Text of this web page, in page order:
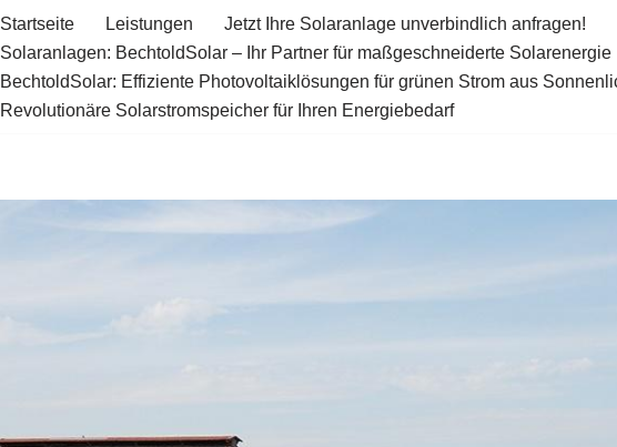
Startseite Leistungen
Jetzt Ihre Solaranlage unverbindlich anfragen!
Solaranlagen: BechtoldSolar – Ihr Partner für maßgeschneiderte Solarenergie
BechtoldSolar: Effiziente Photovoltaiklösungen für grünen Strom aus
Revolutionäre Solarstromspeicher für Ihren Energiebedarf